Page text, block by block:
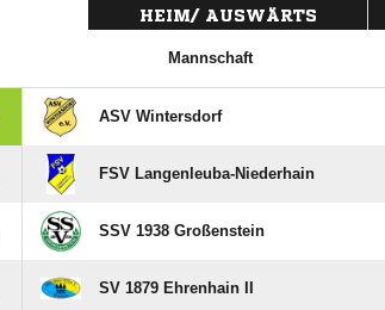
HEIM/ AUSWÄRTS
Mannschaft
ASV Wintersdorf
FSV Langenleuba-Niederhain
SSV 1938 Großenstein
SV 1879 Ehrenhain II